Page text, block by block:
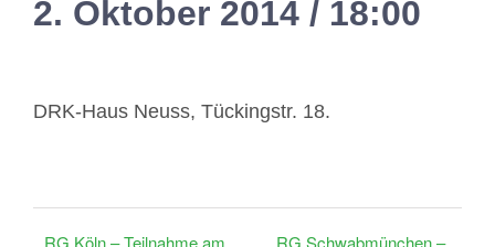
2. Oktober 2014 / 18:00
DRK-Haus Neuss, Tückingstr. 18.
RG Köln – Teilnahme am
RG Schwabmünchen –